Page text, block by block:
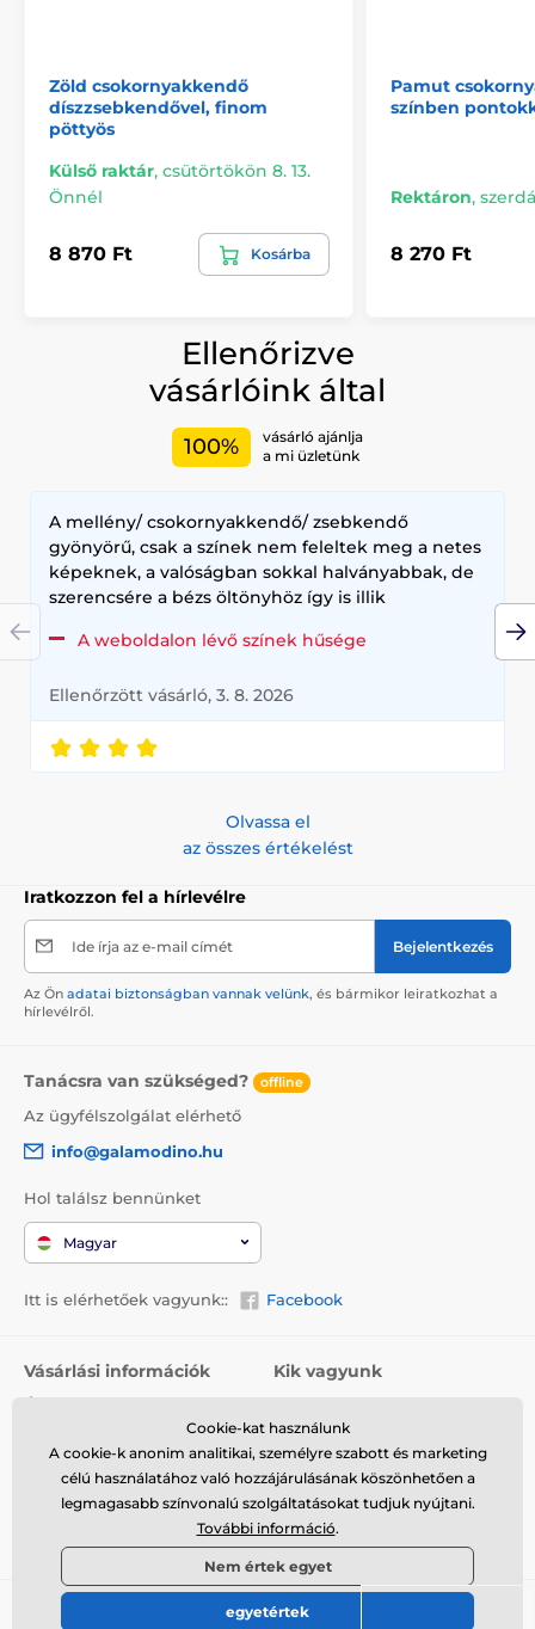
Zöld csokornyakkendő
díszzsebkendővel, finom
pöttyös
Külső raktár, csütörtökön 8. 13.
Önnél
8 870 Ft Kosárba
Pamut
színben
Rektáron,
8 270 Ft
Ellenőrizve
vásárlóink által
100%
vásárló ajánlja
a mi üzletünk
A mellény/ csokornyakkendő/ zsebkendő
gyönyörű, csak a színek nem feleltek meg a netes
képeknek, a valóságban sokkal halványabbak, de
szerencsére a bézs öltönyhöz így is illik
A weboldalon lévő színek hűsége
Ellenőrzött vásárló, 3. 8. 2026
Olvassa el
az összes értékelést
Iratkozzon fel a hírlevélre
Ide írja az e-mail címét Bejelentkezés
Az Ön adatai biztonságban vannak velünk, és bármikor leiratkozhat a
hírlevélről.
Tanácsra van szükséged? offline
Az ügyfélszolgálat elérhető
info@galamodino.hu
Hol találsz bennünket
Magyar
Itt is elérhetőek vagyunk:: Facebook
Vásárlási információk
Szállítás
Visszaküldés és reklamáció
Kik vagyunk
Elérhetőségek
Együttműködés a
Galamodinóval
© 2026 www.galamodino.hu ⦁ Webshop szolgáltatónk a
Cookie-kat használunk
A cookie-k anonim analitikai, személyre szabott és marketing
célú használatához való hozzájárulásának köszönhetően a
legmagasabb színvonalú szolgáltatásokat tudjuk nyújtani.
További információ.
Nem értek egyet
egyetértek